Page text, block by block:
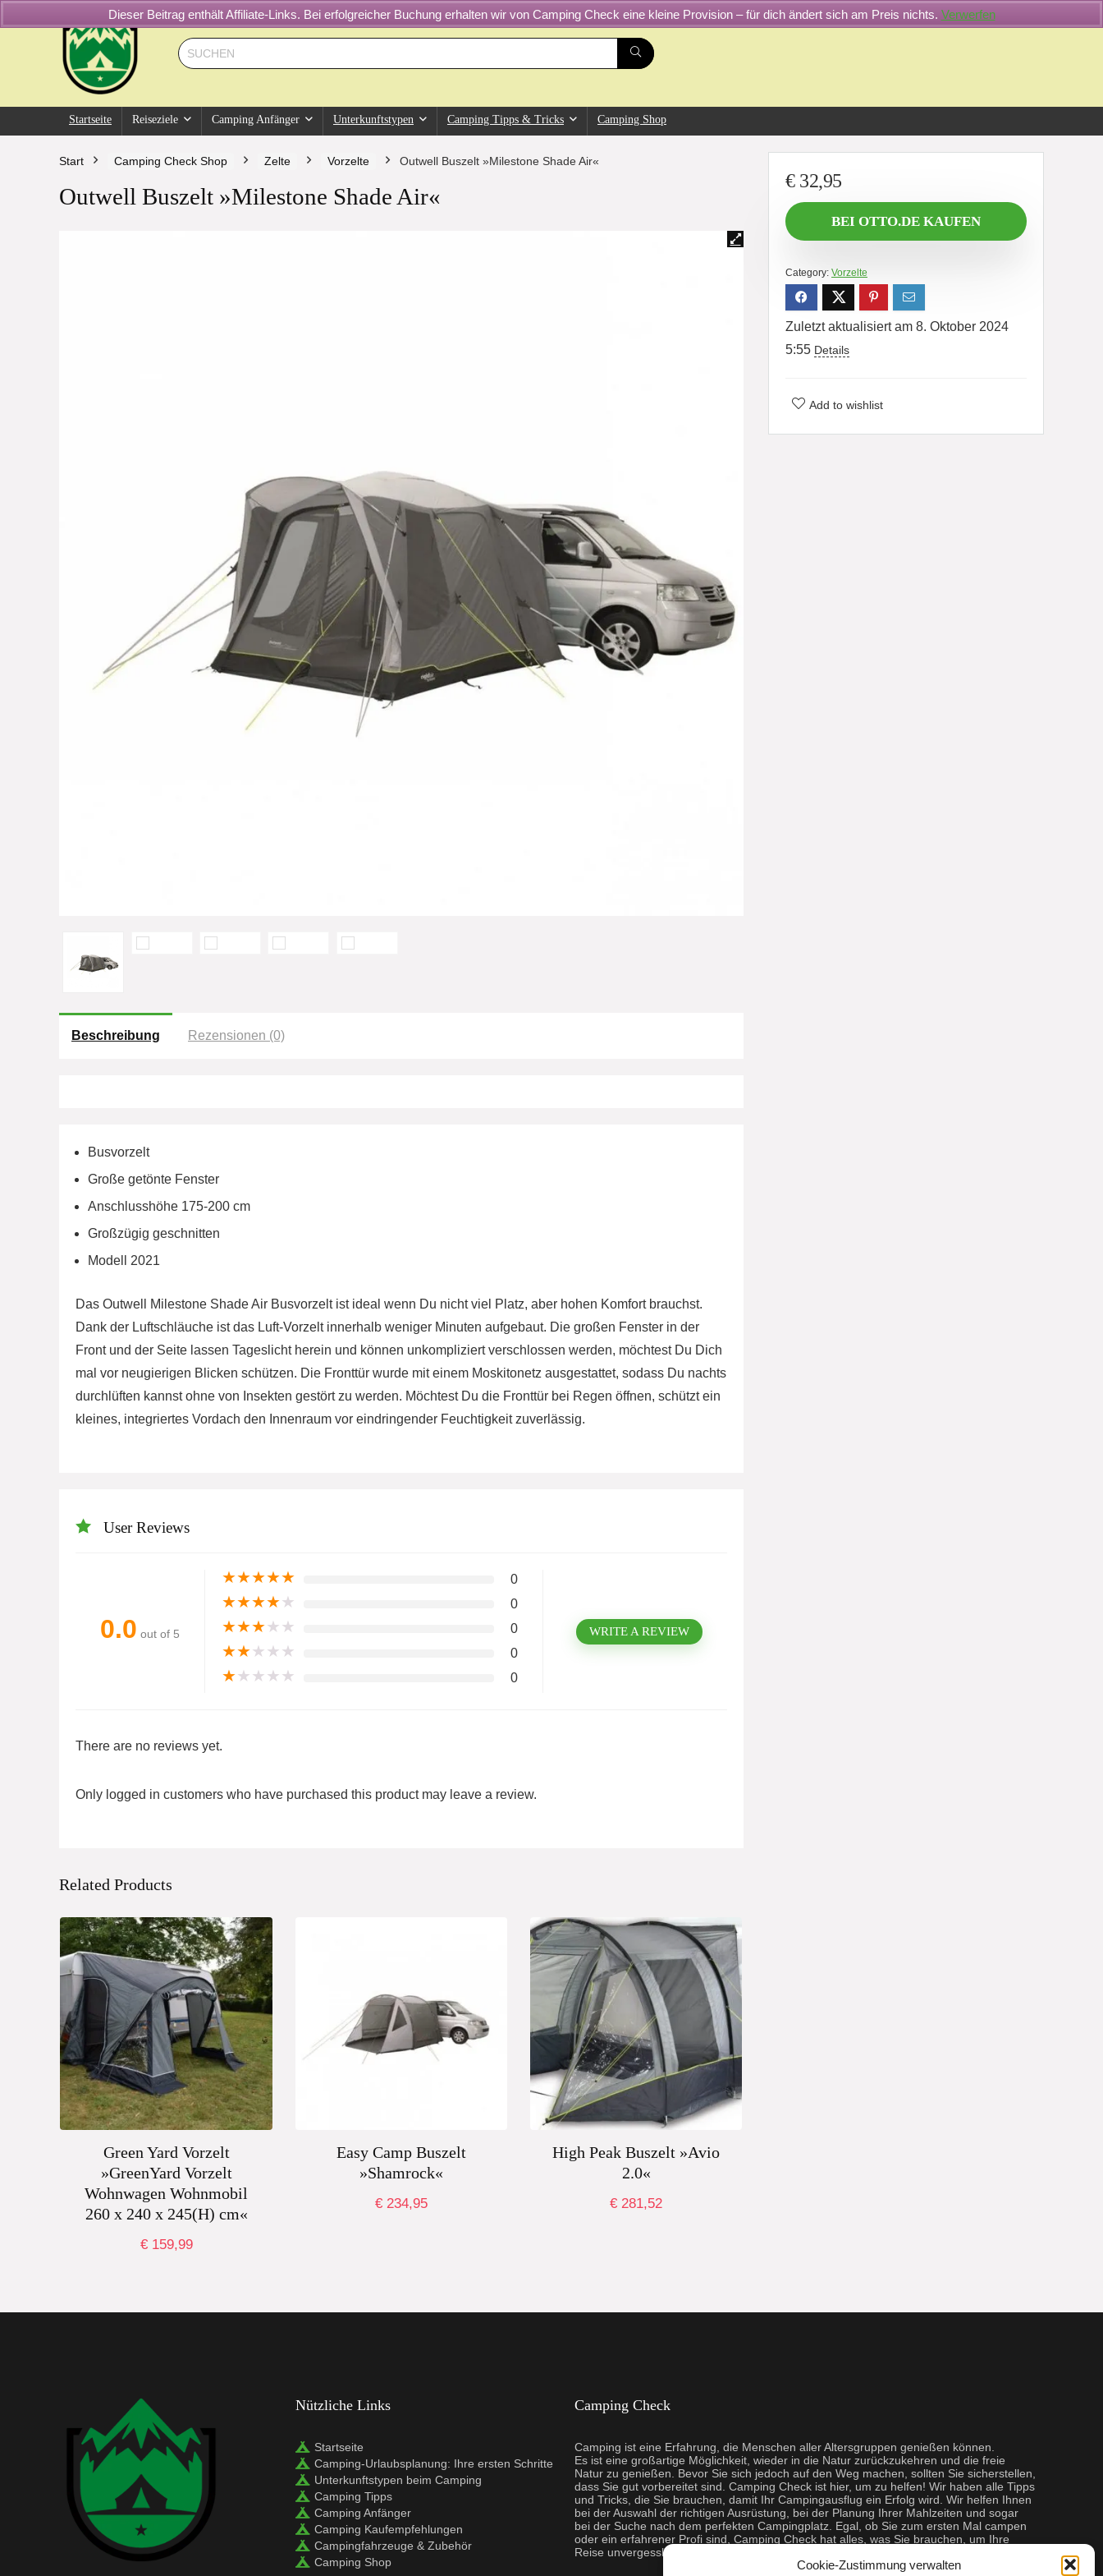
Cookie-Zustimmung verwalten
Dieser Beitrag enthält Affiliate-Links. Bei erfolgreicher Buchung erhalten wir von Camping Check eine kleine Provision – für dich ändert sich am Preis nichts. Verwerfen
Startseite Reiseziele Camping Anfänger Unterkunftstypen Camping Tipps & Tricks Camping Shop
Start Camping Check Shop Zelte Vorzelte Outwell Buszelt »Milestone Shade Air«
Outwell Buszelt »Milestone Shade Air«
Beschreibung Rezensionen (0)
Busvorzelt
Große getönte Fenster
Anschlusshöhe 175-200 cm
Großzügig geschnitten
Modell 2021
Das Outwell Milestone Shade Air Busvorzelt ist ideal wenn Du nicht viel Platz, aber hohen Komfort brauchst.
Dank der Luftschläuche ist das Luft-Vorzelt innerhalb weniger Minuten aufgebaut. Die großen Fenster in der
Front und der Seite lassen Tageslicht herein und können unkompliziert verschlossen werden, möchtest Du Dich
mal vor neugierigen Blicken schützen. Die Fronttür wurde mit einem Moskitonetz ausgestattet, sodass Du nachts
durchlüften kannst ohne von Insekten gestört zu werden. Möchtest Du die Fronttür bei Regen öffnen, schützt ein
kleines, integriertes Vordach den Innenraum vor eindringender Feuchtigkeit zuverlässig.
User Reviews
0.0 out of 5
★★★★★ 0
★★★★★ 0
★★★★★ 0
★★★★★ 0
★★★★★ 0
WRITE A REVIEW
There are no reviews yet.
Only logged in customers who have purchased this product may leave a review.
Related Products
Green Yard Vorzelt
»GreenYard Vorzelt
Wohnwagen Wohnmobil
260 x 240 x 245(H) cm«
€159,99
Easy Camp Buszelt
»Shamrock«
€234,95
High Peak Buszelt »Avio
2.0«
€ 281,52
€32,95
BEI OTTO.DE KAUFEN
Category: Vorzelte
Zuletzt aktualisiert am 8. Oktober 2024
5:55 Details
Add to wishlist
Nützliche Links
Startseite
Camping-Urlaubsplanung: Ihre ersten Schritte
Unterkunftstypen beim Camping
Camping Tipps
Camping Anfänger
Camping Kaufempfehlungen
Campingfahrzeuge & Zubehör
Camping Shop
Camping Check
Camping ist eine Erfahrung, die Menschen aller Altersgruppen genießen können.
Es ist eine großartige Möglichkeit, wieder in die Natur zurückzukehren und die freie
Natur zu genießen. Bevor Sie sich jedoch auf den Weg machen, sollten Sie sicherstellen,
dass Sie gut vorbereitet sind. Camping Check ist hier, um zu helfen! Wir haben alle Tipps
und Tricks, die Sie brauchen, damit Ihr Campingausflug ein Erfolg wird. Wir helfen Ihnen
bei der Auswahl der richtigen Ausrüstung, bei der Planung Ihrer Mahlzeiten und sogar
bei der Suche nach dem perfekten Campingplatz. Egal, ob Sie zum ersten Mal campen
oder ein erfahrener Profi sind, Camping Check hat alles, was Sie brauchen, um Ihre
Reise unvergesslich zu machen.